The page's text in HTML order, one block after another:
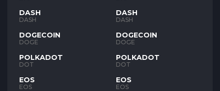
DASH
DASH
DOGECOIN
DOGE
POLKADOT
DOT
EOS
EOS
DASH
DASH
DOGECOIN
DOGE
POLKADOT
DOT
EOS
EOS